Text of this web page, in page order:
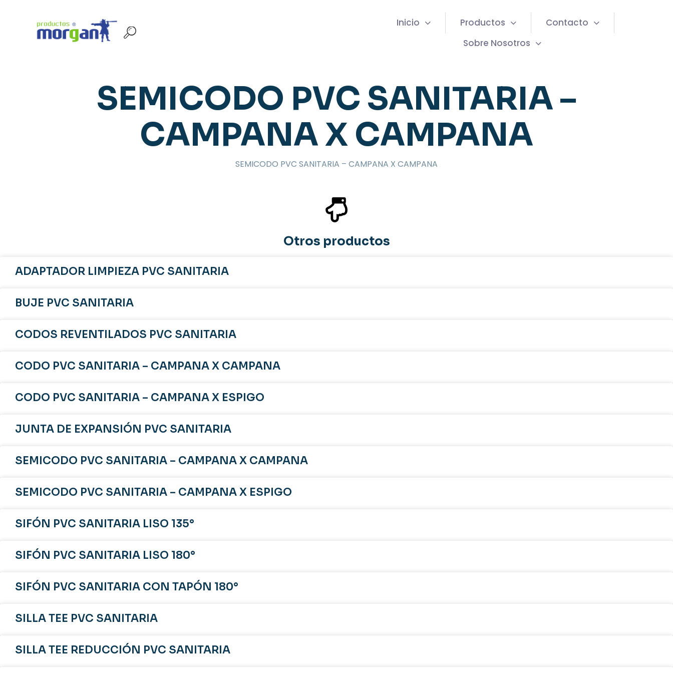
Inicio Productos
Contacto
Sobre Nosotros
SEMICODO PVC SANITARIA –
CAMPANA X CAMPANA
SEMICODO PVC SANITARIA – CAMPANA X CAMPANA
Otros productos
ADAPTADOR LIMPIEZA PVC SANITARIA
BUJE PVC SANITARIA
CODOS REVENTILADOS PVC SANITARIA
CODO PVC SANITARIA – CAMPANA X CAMPANA
CODO PVC SANITARIA – CAMPANA X ESPIGO
JUNTA DE EXPANSIÓN PVC SANITARIA
SEMICODO PVC SANITARIA – CAMPANA X CAMPANA
SEMICODO PVC SANITARIA – CAMPANA X ESPIGO
SIFÓN PVC SANITARIA LISO 135°
SIFÓN PVC SANITARIA LISO 180°
SIFÓN PVC SANITARIA CON TAPÓN 180°
SILLA TEE PVC SANITARIA
SILLA TEE REDUCCIÓN PVC SANITARIA